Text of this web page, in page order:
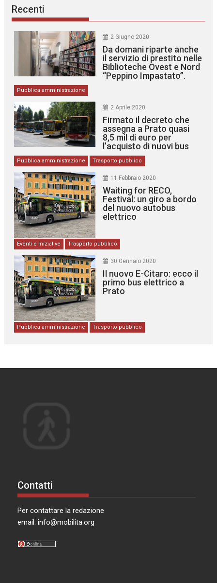
Recenti
2 Giugno 2020
Da domani riparte anche
il servizio di prestito nelle
Biblioteche Ovest e Nord
“Peppino Impastato”.
Pubblica amministrazione
2 Aprile 2020
Firmato il decreto che
assegna a Prato quasi
8,5 mil di euro per
l’acquisto di nuovi bus
Pubblica amministrazione Trasporto pubblico
11 Febbraio 2020
Waiting for RECO,
Festival: un giro a bordo
del nuovo autobus
elettrico
Eventi e iniziative Trasporto pubblico
30 Gennaio 2020
Il nuovo E-Citaro: ecco il
primo bus elettrico a
Prato
Pubblica amministrazione Trasporto pubblico
Contatti
Per contattare la redazione
email:info@mobilita.org